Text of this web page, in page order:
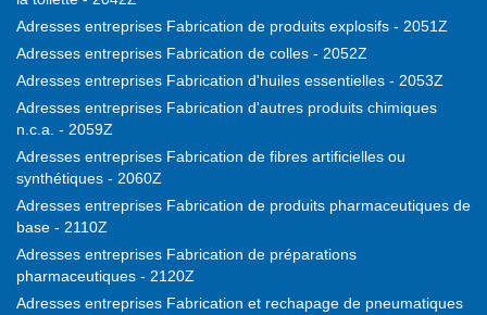
Adresses entreprises Fabrication de produits explosifs - 2051Z
Adresses entreprises Fabrication de colles - 2052Z
Adresses entreprises Fabrication d'huiles essentielles - 2053Z
Adresses entreprises Fabrication d'autres produits chimiques
n.c.a. - 2059Z
Adresses entreprises Fabrication de fibres artificielles ou
synthétiques - 2060Z
Adresses entreprises Fabrication de produits pharmaceutiques de
base - 2110Z
Adresses entreprises Fabrication de préparations
pharmaceutiques - 2120Z
Adresses entreprises Fabrication et rechapage de pneumatiques